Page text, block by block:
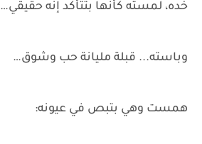
خده، لمسته كأنها بتتأكد إنه حقيقي…
وباسته... قبلة مليانة حب وشوق…
همست وهي بتبص في عيونه: